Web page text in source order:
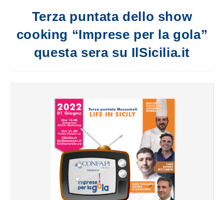
Terza puntata dello show
cooking “Imprese per la gola”
questa sera su IlSicilia.it